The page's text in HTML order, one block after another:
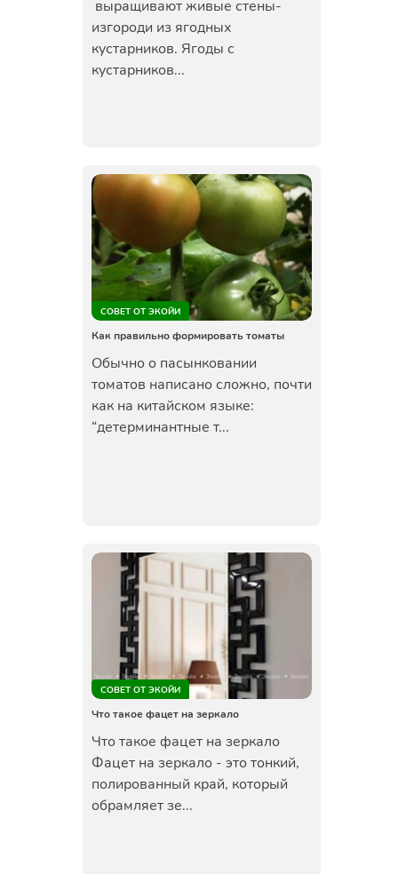
выращивают живые стены-
изгороди из ягодных
кустарников. Ягоды с
кустарников...
СОВЕТ ОТ ЭКОЙИ
Как правильно формировать томаты
Обычно о пасынковании
томатов написано сложно, почти
как на китайском языке:
“детерминантные т...
СОВЕТ ОТ ЭКОЙИ
Что такое фацет на зеркало
Что такое фацет на зеркало
Фацет на зеркало - это тонкий,
полированный край, который
обрамляет зе...